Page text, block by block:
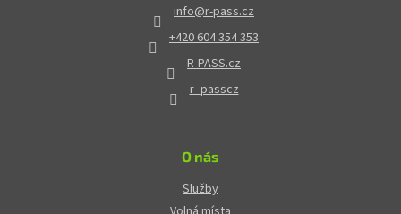
info@r-pass.cz
+420 604 354 353
R-PASS.cz
r_passcz
O nás
Služby